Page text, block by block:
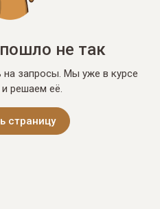
не так
на запросы. Мы уже в курсе
решаем её.
страницу